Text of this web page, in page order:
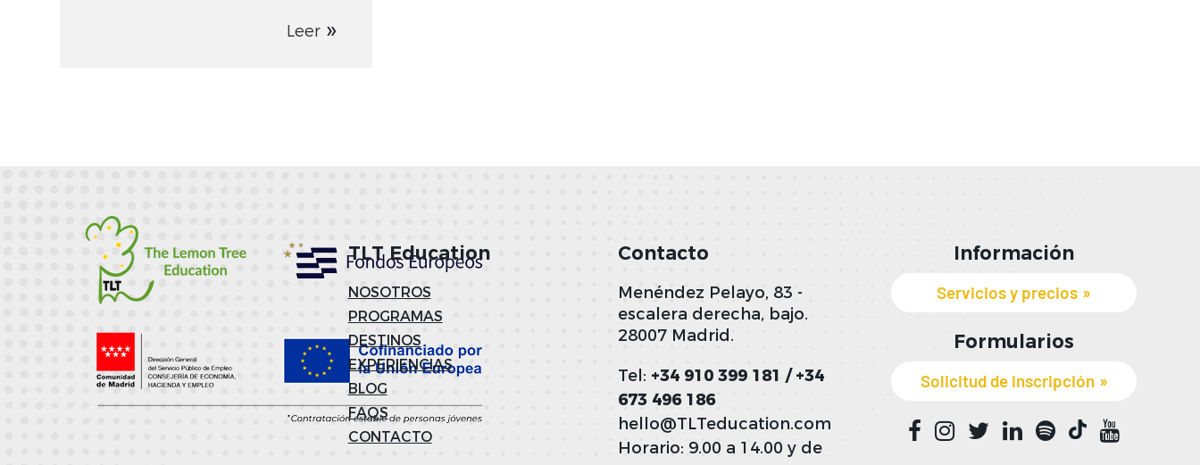
Leer
TLT Education
NOSOTROS
PROGRAMAS
DESTINOS
EXPERIENCIAS
BLOG
FAQS
CONTACTO
Contacto
Menéndez Pelayo, 83 -
escalera derecha, bajo.
28007 Madrid.
Tel: +34 910 399 181 / +34
673 496 186
hello@TLTeducation.com
Horario: 9.00 a 14.00 y de
Información
Servicios y precios
Formularios
Solicitud de inscripción